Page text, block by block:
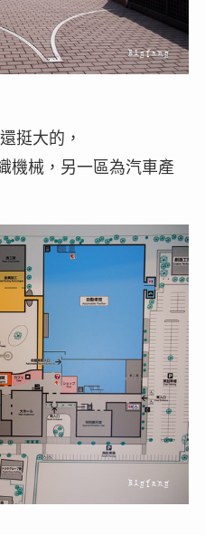
挺大的，
機械，另一區為汽車產